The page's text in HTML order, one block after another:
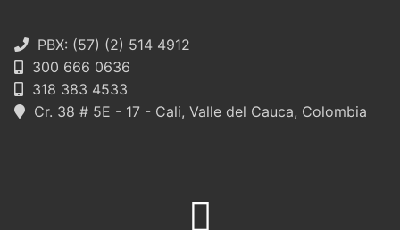
PBX: (57) (2) 514 4912
300 666 0636
318 383 4533
Cr. 38 # 5E - 17 - Cali, Valle del Cauca, Colombia